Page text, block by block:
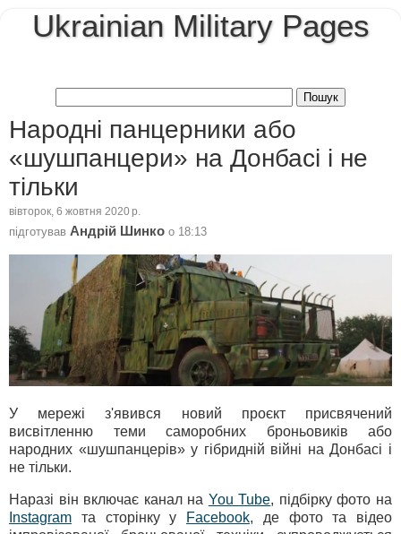
Ukrainian Military Pages
Народні панцерники або
«шушпанцери» на Донбасі і не
тільки
вівторок, 6 жовтня 2020 р.
підготував Андрій Шинко о 18:13
У мережі з'явився новий проєкт присвячений
висвітленню теми саморобних броньовиків або
народних «шушпанцерів» у гібридній війні на Донбасі і
не тільки.
Наразі він включає канал на You Tube, підбірку фото на
Instagram та сторінку у Facebook, де фото та відео